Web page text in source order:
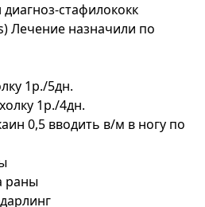
стафилококк
Лечение назначили по
1р./5дн.
1р./4дн.
0,5 вводить в/м в ногу по
раны